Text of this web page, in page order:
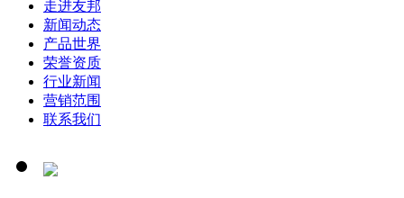
走进友邦
新闻动态
产品世界
荣誉资质
行业新闻
营销范围
联系我们